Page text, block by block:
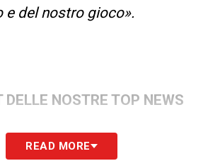
e del nostro gioco».
NOSTRE TOP NEWS
READ MORE